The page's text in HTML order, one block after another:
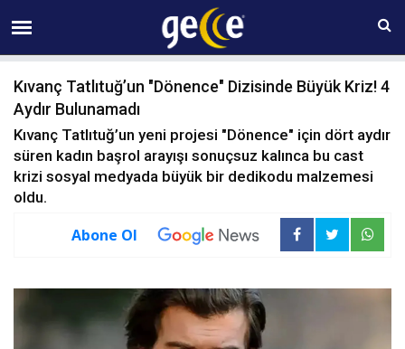
06 AĞUSTOS Perşembe 05:24
Kıvanç Tatlıtuğ’un "Dönence" Dizisinde Büyük Kriz! 4
Aydır Bulunamadı
Kıvanç Tatlıtuğ’un yeni projesi "Dönence" için dört aydır
süren kadın başrol arayışı sonuçsuz kalınca bu cast
krizi sosyal medyada büyük bir dedikodu malzemesi
oldu.
Abone Ol